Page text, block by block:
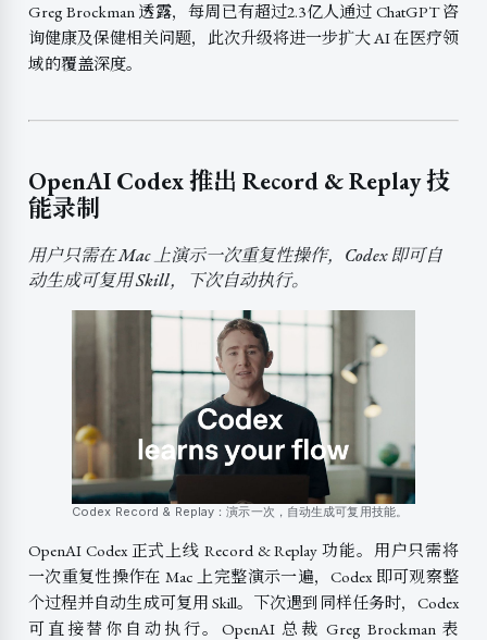
Greg Brockman 透露，每周已有超过2.3亿人通过 ChatGPT 咨
询健康及保健相关问题，此次升级将进一步扩大 AI 在医疗领
域的覆盖深度。
OpenAI Codex 推出 Record & Replay 技
能录制
用户只需在 Mac 上演示一次重复性操作，Codex 即可自
动生成可复用 Skill，下次自动执行。
Codex Record & Replay：演示一次，自动生成可复用技能。
OpenAI Codex 正式上线 Record & Replay 功能。用户只需将
一次重复性操作在 Mac 上完整演示一遍，Codex 即可观察整
个过程并自动生成可复用 Skill。下次遇到同样任务时，Codex
可直接替你自动执行。OpenAI 总裁 Greg Brockman 表